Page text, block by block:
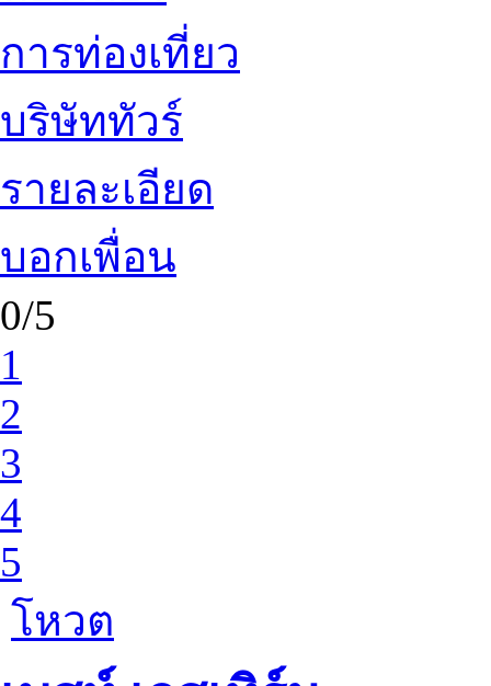
การท่องเที่ยว
บริษัททัวร์
รายละเอียด
บอกเพื่อน
0/5
1
2
3
4
5
โหวต